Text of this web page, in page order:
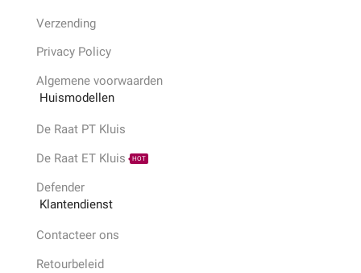
Verzending
Privacy Policy
Algemene voorwaarden
Huismodellen
De Raat PT Kluis
De Raat ET Kluis
HOT
Defender
Klantendienst
Contacteer ons
Retourbeleid